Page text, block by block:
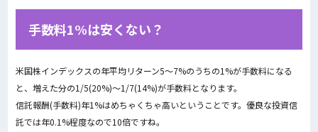
手数料1%は安くない？
米国株インデックスの年平均リターン5～7%のうちの1%が手数料になる
と、増えた分の1/5(20%)～1/7(14%)が手数料となります。
信託報酬(手数料)年1%はめちゃくちゃ高いということです。優良な投資信
託では年0.1%程度なので10倍ですね。